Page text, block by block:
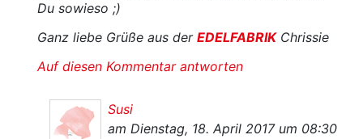
Du sowieso ;)
Ganz liebe Grüße aus der EDELFABRIKChrissie
Auf diesen Kommentar antworten
Susi
am Dienstag, 18. April 2017 um 08:30